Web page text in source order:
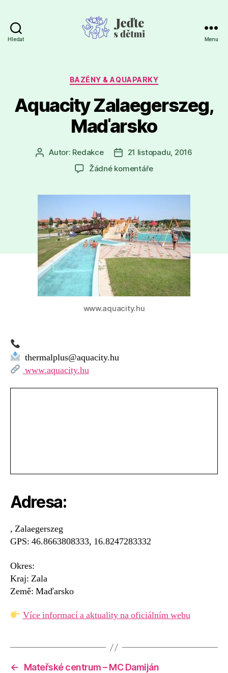
Hledat Menu
Rubriky
BAZÉNY & AQUAPARKY
Aquacity Zalaegerszeg,
Maďarsko
AutorAutor: Redakce
Datum
příspěvku
21 listopadu, 2016
Žádné komentářeu
Zalaegerszeg,
Maďarsko
www.aquacity.hu
thermalplus@aquacity.hu
www.aquacity.hu
Adresa:
, Zalaegerszeg
GPS: 46.8663808333, 16.8247283332
Okres:
Kraj: Zala
Země: Maďarsko
Více informací a aktuality na oficiálním webu
←
Mateřské centrum – MC Damiján